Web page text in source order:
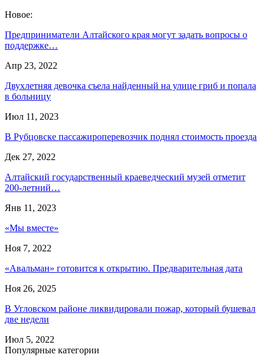
Новое:
Предприниматели Алтайского края могут задать вопросы о
поддержке…
Апр 23, 2022
Двухлетняя девочка съела найденный на улице гриб и попала
в больницу
Июл 11, 2023
В Рубцовске пассажироперевозчик поднял стоимость проезда
Дек 27, 2022
Алтайский государственный краеведческий музей отметит
200-летний…
Янв 11, 2023
«Мы вместе»
Ноя 7, 2022
«Авальман» готовится к открытию. Предварительная дата
Ноя 26, 2025
В Угловском районе ликвидировали пожар, который бушевал
две недели
Июл 5, 2022
Популярные категории